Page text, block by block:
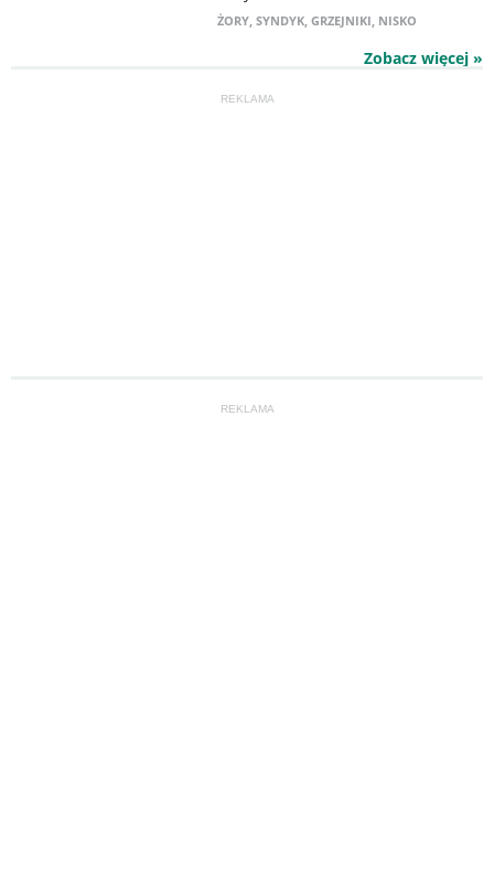
ŻORY, SYNDYK, GRZEJNIKI, NISKO
Zobacz więcej »
REKLAMA
REKLAMA